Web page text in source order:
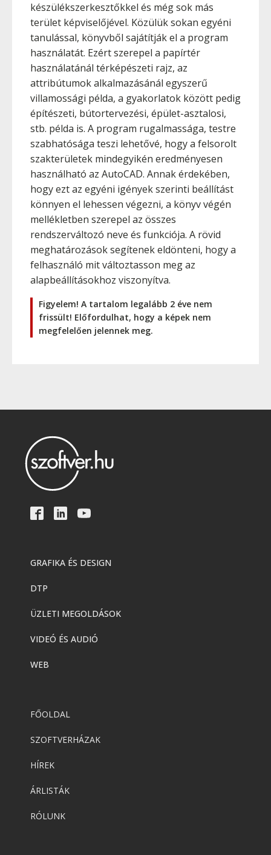
készülékszerkesztőkkel és még sok más
terület képviselőjével. Közülük sokan egyéni
tanulással, könyvből sajátítják el a program
használatát. Ezért szerepel a papírtér
használatánál térképészeti rajz, az
attribútumok alkalmazásánál egyszerű
villamossági példa, a gyakorlatok között pedig
építészeti, bútortervezési, épület-asztalosi,
stb. példa is. A program rugalmassága, testre
szabhatósága teszi lehetővé, hogy a felsorolt
szakterületek mindegyikén eredményesen
használható az AutoCAD. Annak érdekében,
hogy ezt az egyéni igények szerinti beállítást
könnyen el lehessen végezni, a könyv végén
mellékletben szerepel az összes
rendszerváltozó neve és funkciója. A rövid
meghatározások segítenek eldönteni, hogy a
felhasználó mit változtasson meg az
alapbeállításokhoz viszonyítva.
Figyelem! A tartalom legalább 2 éve nem
frissült! Előfordulhat, hogy a képek nem
megfelelően jelennek meg.
GRAFIKA ÉS DESIGN
DTP
ÜZLETI MEGOLDÁSOK
VIDEÓ ÉS AUDIÓ
WEB
FŐOLDAL
SZOFTVERHÁZAK
HÍREK
ÁRLISTÁK
RÓLUNK